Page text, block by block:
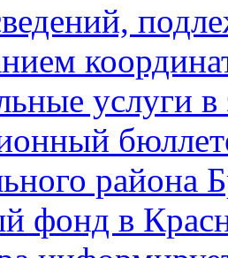
услуги в
района
фонд в